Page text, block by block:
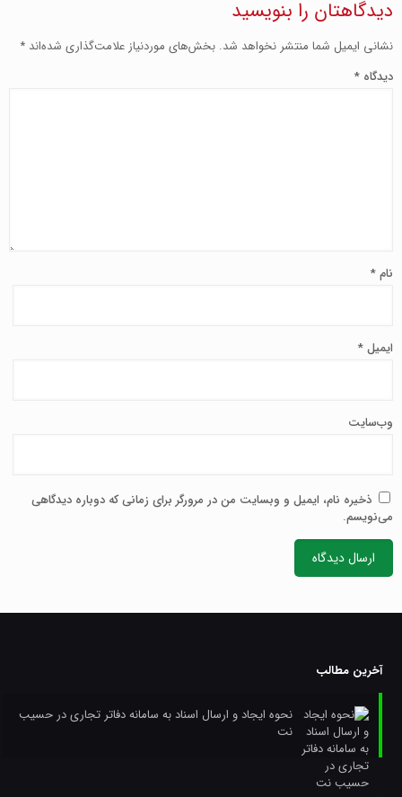
دیدگاهتان را بنویسید
نشانی ایمیل شما منتشر نخواهد شد. بخش‌های موردنیاز علامت‌گذاری شده‌اند *
دیدگاه *
نام*
ایمیل*
وب‌سایت
ذخیره نام، ایمیل و وبسایت من در مرورگر برای زمانی که دوباره دیدگاهی
می‌نویسم.
آخرین مطالب
نحوه ایجاد و ارسال اسناد به سامانه دفاتر تجاری در حسیب
نت